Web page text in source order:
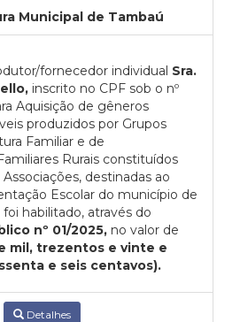
Municipal de Tambaú
fornecedor individual Sra.
inscrito no CPF sob o nº
Aquisição de gêneros
produzidos por Grupos
Familiar e de
Rurais constituídos
destinadas ao
Escolar do município de
habilitado, através do
nº 01/2025, no valor de
mil, trezentos e vinte e
e seis centavos).
Detalhes